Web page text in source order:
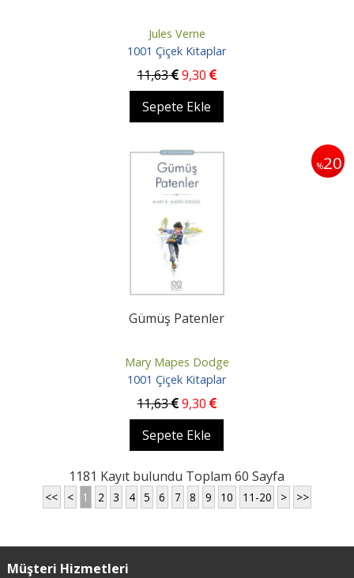
Jules Verne
1001 Çiçek Kitaplar
11,63 9,30
Sepete Ekle
%20
Gümüş Patenler
Mary Mapes Dodge
1001 Çiçek Kitaplar
11,63 9,30
Sepete Ekle
1181 Kayıt bulundu Toplam 60 Sayfa
<< < 1 2 3 4 5 6 7 8 9 10 11-20 > >>
Müşteri Hizmetleri